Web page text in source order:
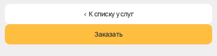
< К списку услуг
Заказать